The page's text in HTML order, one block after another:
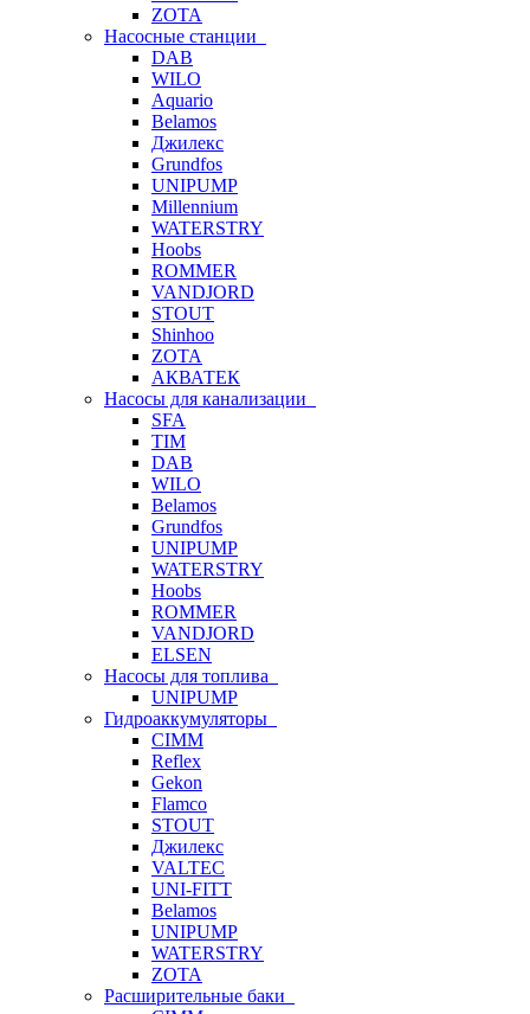
ZOTA
Насосные станции
DAB
WILO
Aquario
Belamos
Джилекс
Grundfos
UNIPUMP
Millennium
WATERSTRY
Hoobs
ROMMER
VANDJORD
STOUT
Shinhoo
ZOTA
АКВАТЕК
Насосы для канализации
SFA
TIM
DAB
WILO
Belamos
Grundfos
UNIPUMP
WATERSTRY
Hoobs
ROMMER
VANDJORD
ELSEN
Насосы для топлива
UNIPUMP
Гидроаккумуляторы
CIMM
Reflex
Gekon
Flamco
STOUT
Джилекс
VALTEC
UNI-FITT
Belamos
UNIPUMP
WATERSTRY
ZOTA
Расширительные баки